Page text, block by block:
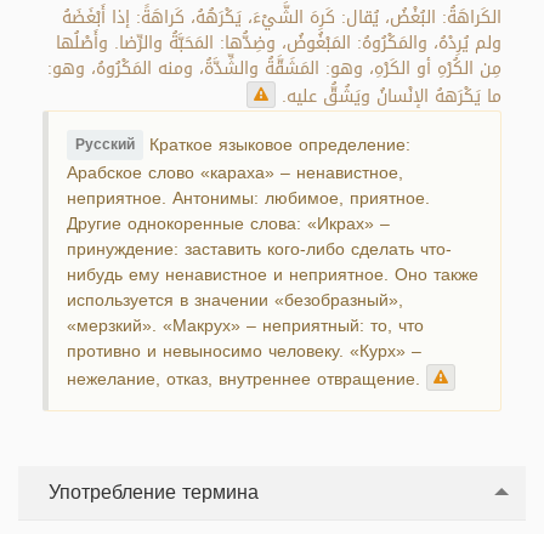
الكَراهَةُ: البُغْضُ، يُقال: كَرِهَ الشَّيْءَ، يَكْرَهُهُ، كَراهَةً: إذا أَبْغَضَهُ
ولم يُرِدْهُ، والمَكْرُوهُ: المَبْغُوضُ، وضِدُّها: المَحَبَّةُ والرِّضا. وأَصْلُها
مِن الكُرْهِ أو الكَرْهِ، وهو: المَشَقَّةُ والشِّدَّةُ، ومنه المَكْرُوهُ، وهو:
ما يَكْرَههُ الإنْسانُ ويَشُقُّ عليه.
Русский Краткое языковое определение:
Арабское слово «караха» – ненавистное,
неприятное. Антонимы: любимое, приятное.
Другие однокоренные слова: «Икрах» –
принуждение: заставить кого-либо сделать что-
нибудь ему ненавистное и неприятное. Оно также
используется в значении «безобразный»,
«мерзкий». «Макрух» – неприятный: то, что
противно и невыносимо человеку. «Курх» –
нежелание, отказ, внутреннее отвращение.
Употребление термина